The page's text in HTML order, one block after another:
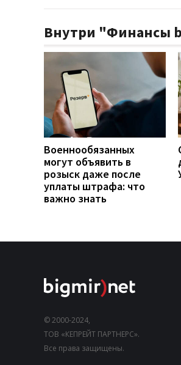
Внутри "Финансы
Военнообязанных
могут объявить в
розыск даже после
уплаты штрафа: что
важно знать
© 2000-2024,
ТОВ «КЕПРЕЙТ ПАРТНЕРС».
Все права защищены.